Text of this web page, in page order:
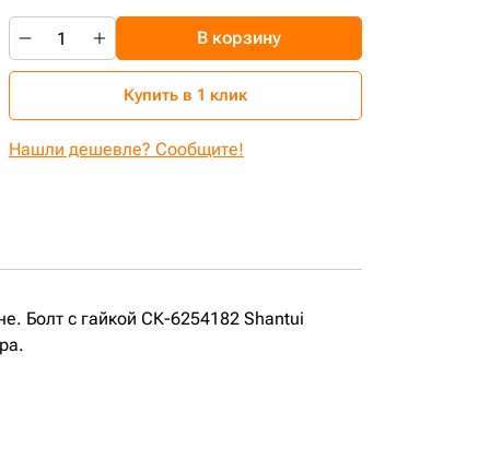
В корзину
Купить в 1 клик
Нашли дешевле? Сообщите!
Болт с гайкой СК-6254182 Shantui